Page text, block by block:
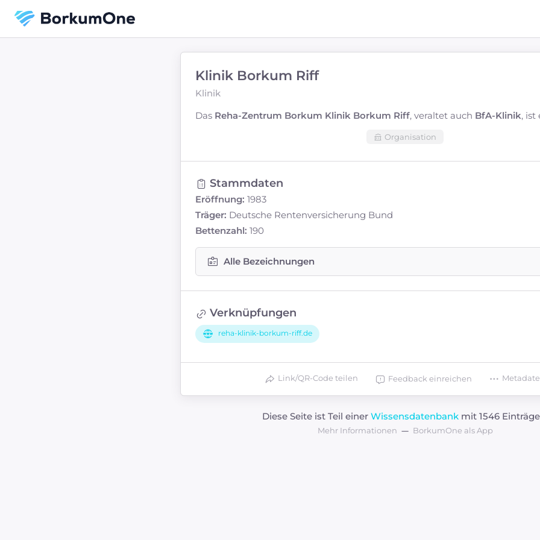
Klinik Borkum Riff
Klinik
Das Reha-Zentrum Borkum Klinik Borkum Riff, veraltet auch BfA-Klinik, ist
Organisation
Stammdaten
Eröffnung: 1983
Träger: Deutsche Rentenversicherung Bund
Bettenzahl: 190
Alle Bezeichnungen
Verknüpfungen
reha-klinik-borkum-riff.de
Link/QR-Code teilen Feedback einreichen
Diese Seite ist Teil einer Wissensdatenbank mit 1546
Mehr Informationen BorkumOne als App